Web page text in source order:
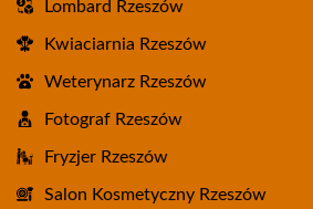
Lombard Rzeszów
Kwiaciarnia Rzeszów
Weterynarz Rzeszów
Fotograf Rzeszów
Fryzjer Rzeszów
Salon Kosmetyczny Rzeszów